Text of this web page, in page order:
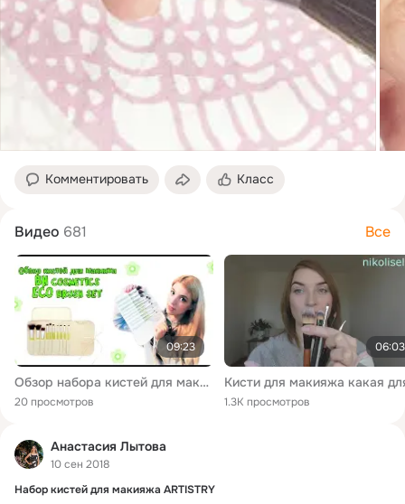
Комментировать Класс
Видео 681 Все
09:23
Обзор набора кистей для макияжа BH cosmetics Eco brush set
20 просмотров
06:03
1.3K просмотров
Анастасия Лытова
10 сен 2018
Набор кистей для макияжа ARTISTRY